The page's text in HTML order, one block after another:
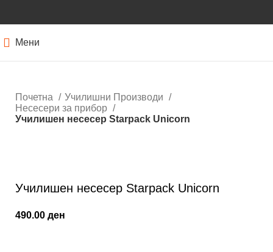
Мени
Почетна
Училишни Производи
Несесери за прибор
Училишен несесер Starpack Unicorn
Училишен несесер Starpack Unicorn
490.00 ден